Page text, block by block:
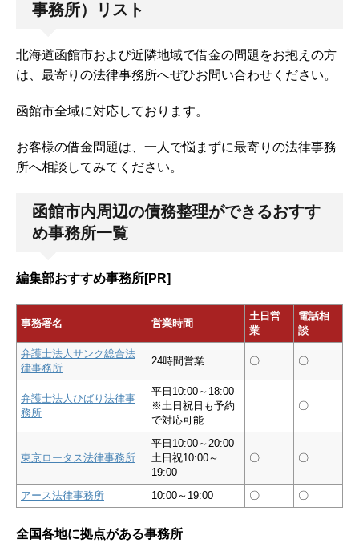
事務所）リスト
北海道函館市および近隣地域で借金の問題をお抱えの方
は、最寄りの法律事務所へぜひお問い合わせください。
函館市全域に対応しております。
お客様の借金問題は、一人で悩まずに最寄りの法律事務
所へ相談してみてください。
函館市内周辺の債務整理ができるおすす
め事務所一覧
編集部おすすめ事務所[PR]
事務署名 営業時間
土日営
業
電話相
談
弁護士法人サンク総合法
律事務所
24時間営業 〇 〇
弁護士法人ひばり法律事
務所
平日10:00～18:00
※土日祝日も予約
で対応可能
〇
東京ロータス法律事務所
平日10:00～20:00
土日祝10:00～
19:00
〇 〇
アース法律事務所 10:00～19:00 〇 〇
全国各地に拠点がある事務所